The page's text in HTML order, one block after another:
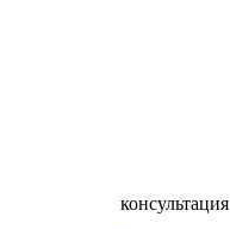
консультация